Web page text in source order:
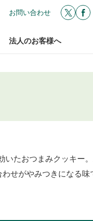
法人のお客様へ
お問い合わせ
いたおつまみクッキー
せがやみつきになる味